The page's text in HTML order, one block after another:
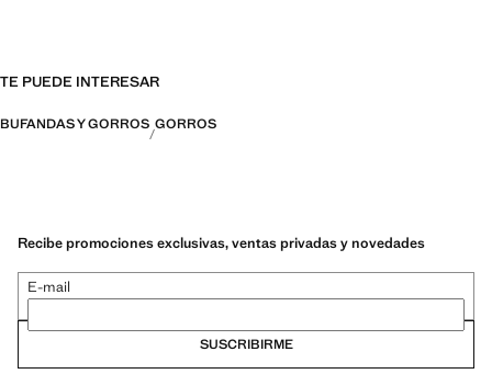
TE PUEDE INTERESAR
BUFANDAS Y GORROS GORROS
Recibe promociones exclusivas, ventas privadas y novedades
E-mail
SUSCRIBIRME